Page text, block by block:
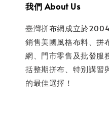
我們 About Us
臺灣拼布網成立於
銷售美國風格布料、拼
網、門市零售及批發服
括整期拼布、特別講習
的最佳選擇！